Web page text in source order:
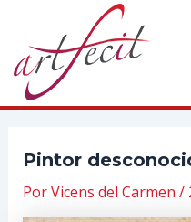
contenido
Pintor
PorVicens del Carmen /